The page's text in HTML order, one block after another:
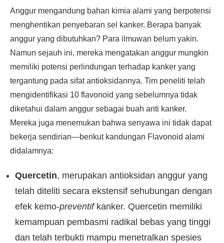
Anggur mengandung bahan kimia alami yang berpotensi
menghentikan penyebaran sel kanker. Berapa banyak
anggur yang dibutuhkan? Para ilmuwan belum yakin.
Namun sejauh ini, mereka mengatakan anggur mungkin
memiliki potensi perlindungan terhadap kanker yang
tergantung pada sifat antioksidannya. Tim peneliti telah
mengidentifikasi 10 flavonoid yang sebelumnya tidak
diketahui dalam anggur sebagai buah anti kanker.
Mereka juga menemukan bahwa senyawa ini tidak dapat
bekerja sendirian—berikut kandungan Flavonoid alami
didalamnya:
Quercetin, merupakan antioksidan anggur yang
telah diteliti secara ekstensif sehubungan dengan
efek kemo-preventif kanker. Quercetin memiliki
kemampuan pembasmi radikal bebas yang tinggi
dan telah terbukti mampu menetralkan spesies